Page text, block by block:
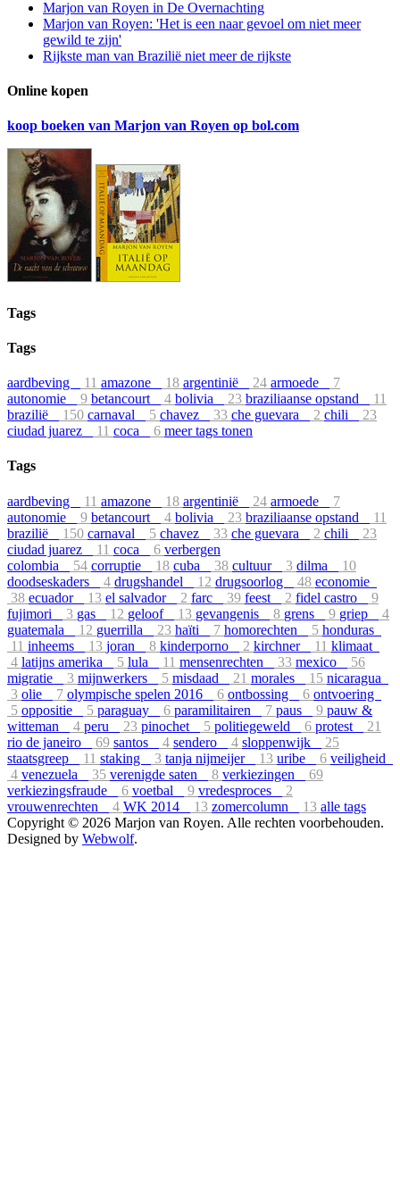
Marjon van Royen in De Overnachting
Marjon van Royen: 'Het is een naar gevoel om niet meer
gewild te zijn'
Rijkste man van Brazilië niet meer de rijkste
Online kopen
koop boeken van Marjon van Royen op bol.com
Tags
Tags
aardbeving 11 amazone 18 argentinië 24 armoede
7
autonomie
9 betancourt 4 bolivia 23 braziliaanse opstand
11
brazilië
150 carnaval 5 chavez 33 che guevara 2 chili
23
ciudad juarez
11 coca 6 meer tags tonen
Tags
aardbeving 11 amazone 18 argentinië 24 armoede
7
autonomie
9 betancourt 4 bolivia 23 braziliaanse opstand
11
brazilië
150 carnaval 5 chavez 33 che guevara 2 chili
23
ciudad juarez
11 coca 6 verbergen
colombia
54 corruptie 18 cuba 38 cultuur 3 dilma
10
doodseskaders
4 drugshandel 12 drugsoorlog 48 economie
38 ecuador 13 el salvador 2 farc 39 feest 2 fidel castro
9
fujimori
3 gas 12 geloof 13 gevangenis 8 grens 9 griep
4
guatemala
12 guerrilla 23 haïti 7 homorechten 5 honduras
11 inheems 13 joran 8 kinderporno 2 kirchner 11 klimaat
4 latijns amerika 5 lula 11 mensenrechten 33 mexico
56
migratie
3 mijnwerkers 5 misdaad 21 morales 15 nicaragua
3 olie 7 olympische spelen 2016 6 ontbossing 6 ontvoering
5 oppositie 5 paraguay 6 paramilitairen 7 paus 9 pauw &
witteman
4 peru 23 pinochet 5 politiegeweld 6 protest
21
rio de janeiro
69 santos 4 sendero 4 sloppenwijk
25
staatsgreep
11 staking 3 tanja nijmeijer 13 uribe 6 veiligheid
4 venezuela 35 verenigde saten 8 verkiezingen
69
verkiezingsfraude
6 voetbal 9 vredesproces
2
vrouwenrechten
4 WK 2014 13 zomercolumn 13 alle tags
Copyright © 2026 Marjon van Royen. Alle rechten voorbehouden.
Designed by Webwolf.